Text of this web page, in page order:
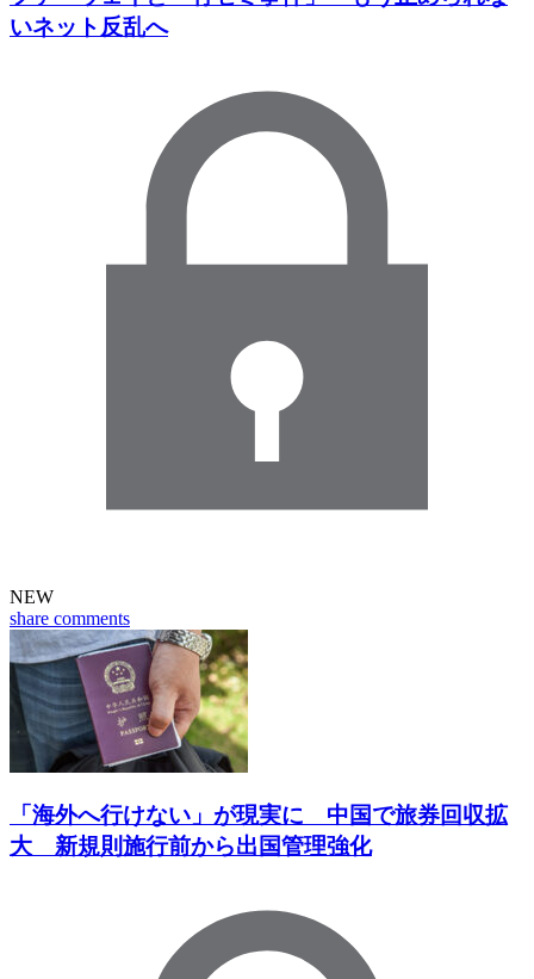
いネット反乱へ
NEW
share comments
「海外へ行けない」が現実に 中国で旅券回収拡
大 新規則施行前から出国管理強化